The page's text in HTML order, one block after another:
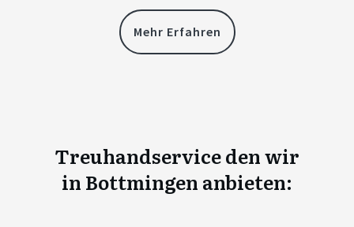
Mehr Erfahren
Treuhandservice den wir
in Bottmingen anbieten: